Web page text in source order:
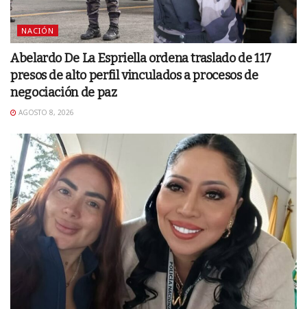
NACIÓN
Abelardo De La Espriella ordena traslado de 117
presos de alto perfil vinculados a procesos de
negociación de paz
AGOSTO 8, 2026